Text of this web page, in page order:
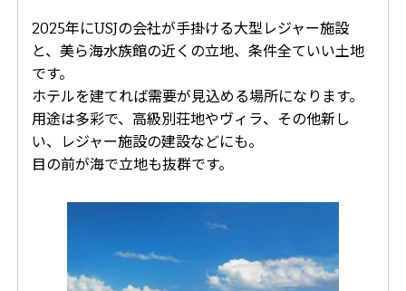
2025年にUSJの会社が手掛ける大型レジャー施設
と、美ら海水族館の近くの立地、条件全ていい土地
です。
ホテルを建てれば需要が見込める場所になります。
用途は多彩で、高級別荘地やヴィラ、その他新し
い、レジャー施設の建設などにも。
目の前が海で立地も抜群です。